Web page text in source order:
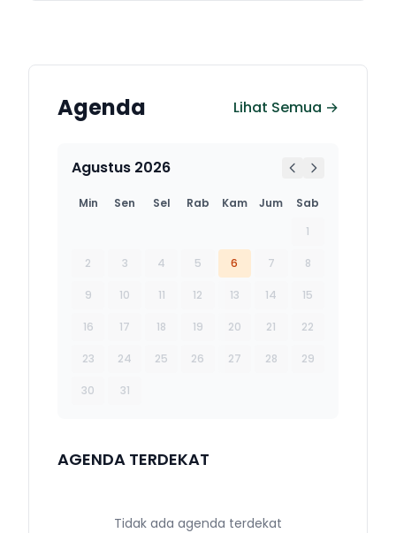
Agenda Lihat Semua →
Agustus 2026
Min Sen Sel Rab Kam Jum
Sab
1
2 3 4 5 6 7 8
9 10 11 12 13 14 15
16 17 18 19 20 21 22
23 24 25 26 27 28 29
30 31
AGENDA TERDEKAT
Tidak ada agenda terdekat